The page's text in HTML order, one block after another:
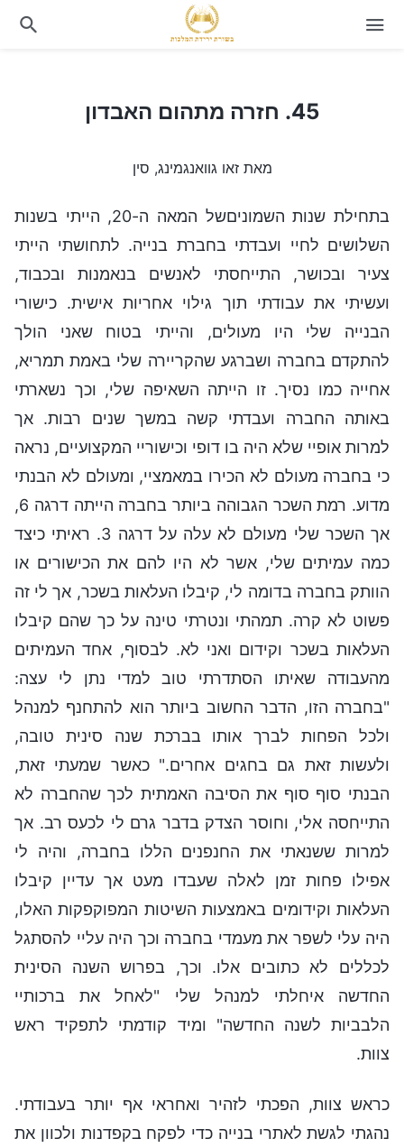
45. חזרה מתהום האבדון
45. חזרה מתהום האבדון
מאת זאו גוואנגמינג, סין
בתחילת שנות השמוניםשל המאה ה-20, הייתי בשנות
השלושים לחיי ועבדתי בחברת בנייה. לתחושתי הייתי
צעיר ובכושר, התייחסתי לאנשים בנאמנות ובכבוד,
ועשיתי את עבודתי תוך גילוי אחריות אישית. כישורי
הבנייה שלי היו מעולים, והייתי בטוח שאני הולך
להתקדם בחברה ושברגע שהקריירה שלי באמת תמריא,
אחייה כמו נסיך. זו הייתה השאיפה שלי, וכך נשארתי
באותה החברה ועבדתי קשה במשך שנים רבות. אך
למרות אופיי שלא היה בו דופי וכישוריי המקצועיים, נראה
כי בחברה מעולם לא הכירו במאמציי, ומעולם לא הבנתי
מדוע. רמת השכר הגבוהה ביותר בחברה הייתה דרגה 6,
אך השכר שלי מעולם לא עלה על דרגה 3. ראיתי כיצד
כמה עמיתים שלי, אשר לא היו להם את הכישורים או
הוותק בחברה בדומה לי, קיבלו העלאות בשכר, אך לי זה
פשוט לא קרה. תמהתי ונטרתי טינה על כך שהם קיבלו
העלאות בשכר וקידום ואני לא. לבסוף, אחד העמיתים
מהעבודה שאיתו הסתדרתי טוב למדי נתן לי עצה:
"בחברה הזו, הדבר החשוב ביותר הוא להתחנף למנהל
ולכל הפחות לברך אותו בברכת שנה סינית טובה,
ולעשות זאת גם בחגים אחרים." כאשר שמעתי זאת,
הבנתי סוף סוף את הסיבה האמתית לכך שהחברה לא
התייחסה אלי, וחוסר הצדק בדבר גרם לי לכעס רב. אך
למרות ששנאתי את החנפנים הללו בחברה, והיה לי
אפילו פחות זמן לאלה שעבדו מעט אך עדיין קיבלו
העלאות וקידומים באמצעות השיטות המפוקפקות האלו,
היה עלי לשפר את מעמדי בחברה וכך היה עליי להסתגל
לכללים לא כתובים אלו. וכך, בפרוש השנה הסינית
החדשה איחלתי למנהל שלי "לאחל את ברכותיי
הלבביות לשנה החדשה" ומיד קודמתי לתפקיד ראש
צוות.
כראש צוות, הפכתי לזהיר ואחראי אף יותר בעבודתי.
נהגתי לגשת לאתרי בנייה כדי לפקח בקפדנות ולכוון את